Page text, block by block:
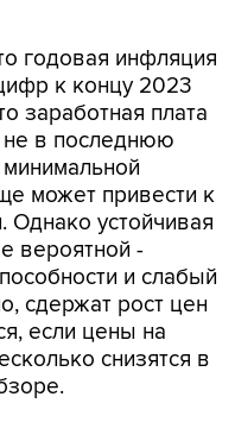
годовая инфляция
к концу 2023
заработная плата
не в последнюю
может привести к
Однако устойчивая
вероятной -
и слабый
сдержат рост цен
если цены на
снизятся в